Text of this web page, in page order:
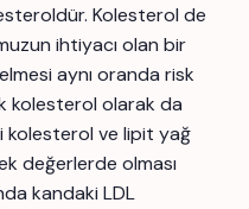
Kolesterol de
ihtiyacı olan bir
aynı oranda risk
kolesterol olarak da
kolesterol ve lipit yağ
değerlerde olması
kandaki LDL